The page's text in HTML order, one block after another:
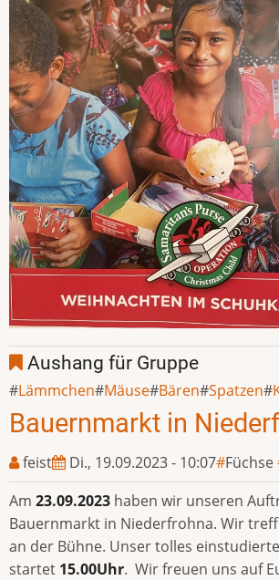
Aushang für Gruppe
Lämmchen Mäuse Bären Spatzen
Bauernmarkt in
feist Di., 19.09.2023 - 10:07 Füchse
Am 23.09.2023 haben wir unseren
Bauernmarkt in Niederfrohna. Wir
an der Bühne. Unser tolles
startet 15.00Uhr. Wir freuen uns auf